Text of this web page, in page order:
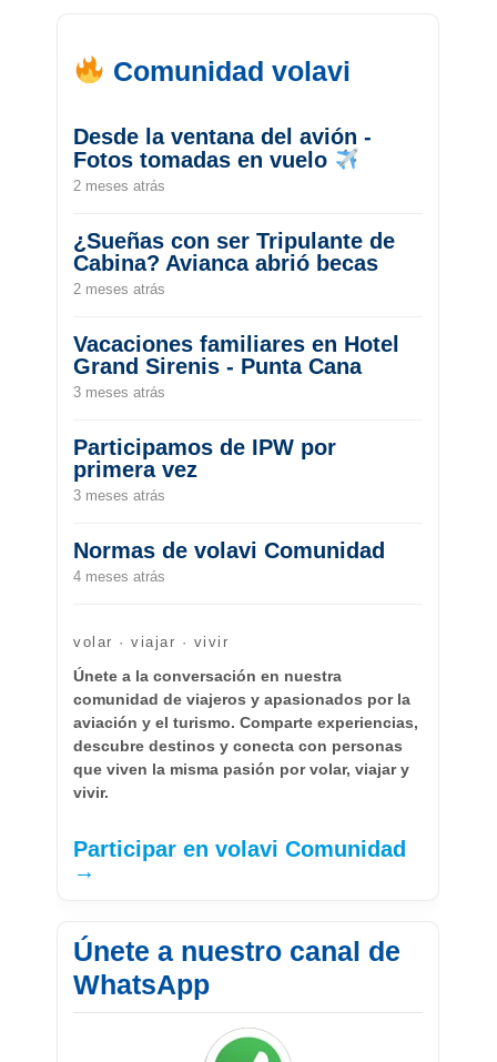
Comunidad volavi
Desde la ventana del avión -
Fotos tomadas en vuelo
2 meses atrás
¿Sueñas con ser Tripulante de
Cabina? Avianca abrió becas
2 meses atrás
Vacaciones familiares en Hotel
Grand Sirenis - Punta Cana
3 meses atrás
Participamos de IPW por
primera vez
3 meses atrás
Normas de volavi Comunidad
4 meses atrás
volar · viajar · vivir
Únete a la conversación en nuestra
comunidad de viajeros y apasionados por la
aviación y el turismo. Comparte experiencias,
descubre destinos y conecta con personas
que viven la misma pasión por volar, viajar y
vivir.
Participar en volavi Comunidad
→
Únete a nuestro canal de
WhatsApp